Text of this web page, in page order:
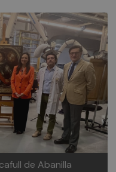
de Abanilla